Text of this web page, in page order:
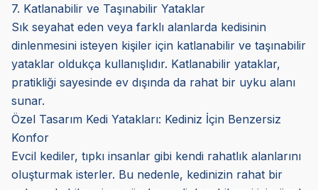
7. Katlanabilir ve Taşınabilir Yataklar
Sık seyahat eden veya farklı alanlarda kedisinin
dinlenmesini isteyen kişiler için katlanabilir ve taşınabilir
yataklar oldukça kullanışlıdır. Katlanabilir yataklar,
pratikliği sayesinde ev dışında da rahat bir uyku alanı
sunar.
Özel Tasarım Kedi Yatakları: Kediniz İçin Benzersiz
Konfor
Evcil kediler, tıpkı insanlar gibi kendi rahatlık alanlarını
oluşturmak isterler. Bu nedenle, kedinizin rahat bir